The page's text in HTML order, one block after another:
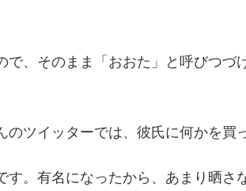
、そのまま「おおた」と呼びつ
のツイッターでは、彼氏に何かを
。有名になったから、あまり晒